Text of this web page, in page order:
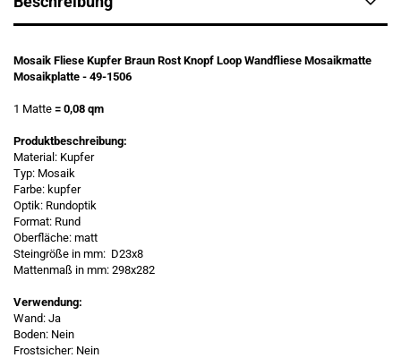
Mosaik Fliese Kupfer Braun Rost Knopf Loop Wandfliese Mosaikmatte
Mosaikplatte - 49-1506
1 Matte = 0,08 qm
Produktbeschreibung:
Material: Kupfer
Typ: Mosaik
Farbe: kupfer
Optik: Rundoptik
Format: Rund
Oberfläche: matt
Steingröße in mm: D23x8
Mattenmaß in mm: 298x282
Verwendung:
Wand: Ja
Boden: Nein
Frostsicher: Nein